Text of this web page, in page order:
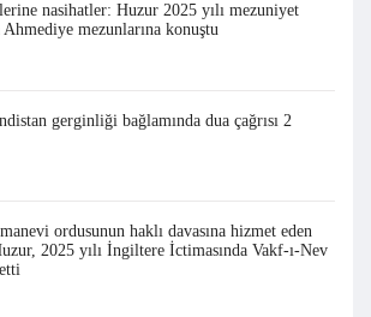
nasihatler: Huzur 2025 yılı mezuniyet
mezunlarına konuştu
gerginliği bağlamında dua çağrısı 2
ordusunun haklı davasına hizmet eden
2025 yılı İngiltere İctimasında Vakf-ı-Nev